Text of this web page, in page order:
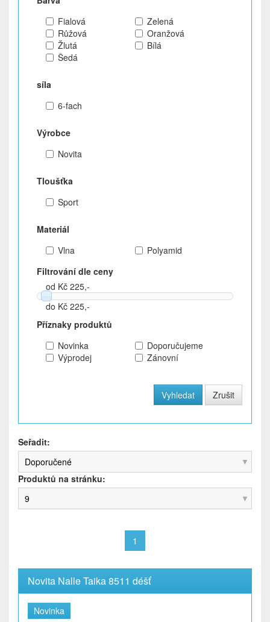
Fialová
Zelená
Růžová
Oranžová
Žlutá
Bílá
Šedá
síla
6-fach
Výrobce
Novita
Tloušťka
Sport
Materiál
Vlna
Polyamid
Filtrování dle ceny
od Kč 225,-
do Kč 225,-
Příznaky produktů
Novinka
Doporučujeme
Výprodej
Zánovní
Seřadit:
Doporučené
Produktů na stránku:
9
1
Novita Nalle Taika 8511 déšť
Novinka